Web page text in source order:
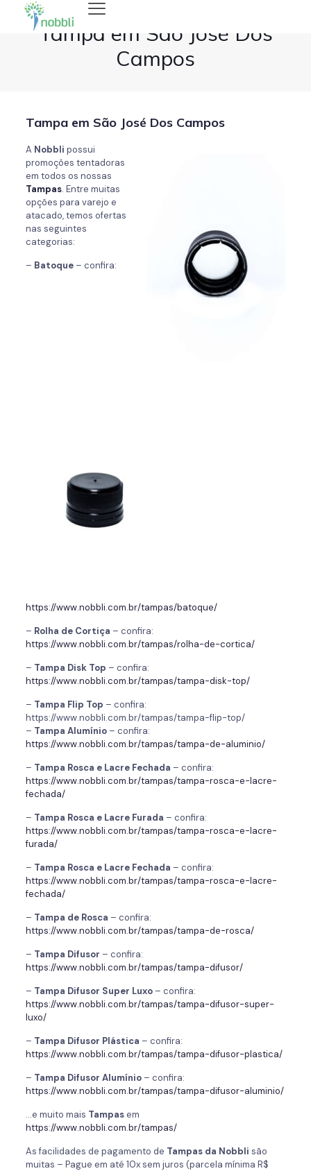
Tampa em São José Dos
Campos
Tampa em São José Dos Campos
A Nobbli possui
promoções tentadoras
em todos os nossas
Tampas. Entre muitas
opções para varejo e
atacado, temos ofertas
nas seguintes
categorias:
– Batoque– confira:
https://www.nobbli.com.br/tampas/batoque/
– Rolha de Cortiça – confira:
https://www.nobbli.com.br/tampas/rolha-de-cortica/
– Tampa Disk Top – confira:
https://www.nobbli.com.br/tampas/tampa-disk-top/
– Tampa Flip Top – confira:
https://www.nobbli.com.br/tampas/tampa-flip-top/
– Tampa Alumínio – confira:
https://www.nobbli.com.br/tampas/tampa-de-aluminio/
– Tampa Rosca e Lacre Fechada – confira:
https://www.nobbli.com.br/tampas/tampa-rosca-e-lacre-
fechada/
– Tampa Rosca e Lacre Furada – confira:
https://www.nobbli.com.br/tampas/tampa-rosca-e-lacre-
furada/
– Tampa Rosca e Lacre Fechada – confira:
https://www.nobbli.com.br/tampas/tampa-rosca-e-lacre-
fechada/
– Tampa de Rosca – confira:
https://www.nobbli.com.br/tampas/tampa-de-rosca/
– Tampa Difusor – confira:
https://www.nobbli.com.br/tampas/tampa-difusor/
– Tampa Difusor Super Luxo – confira:
https://www.nobbli.com.br/tampas/tampa-difusor-super-
luxo/
– Tampa Difusor Plástica – confira:
https://www.nobbli.com.br/tampas/tampa-difusor-plastica/
– Tampa Difusor Alumínio – confira:
https://www.nobbli.com.br/tampas/tampa-difusor-aluminio/
…e muito mais Tampasem
https://www.nobbli.com.br/tampas/
As facilidades de pagamento de Tampas da Nobbli são
muitas – Pague em até 10x sem juros (parcela mínima R$